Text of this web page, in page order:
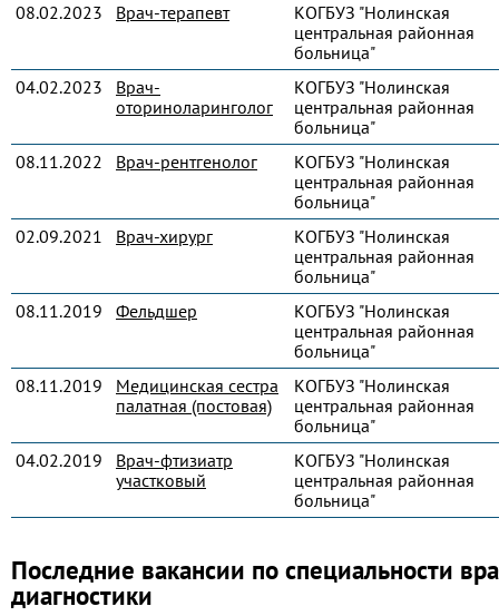
08.02.2023
Врач-терапевт
КОГБУЗ "Нолинская
центральная районная
больница"
04.02.2023
Врач-
оториноларинголог
КОГБУЗ "Нолинская
центральная районная
больница"
08.11.2022
Врач-рентгенолог
КОГБУЗ "Нолинская
центральная районная
больница"
02.09.2021
Врач-хирург
КОГБУЗ "Нолинская
центральная районная
больница"
08.11.2019
Фельдшер
КОГБУЗ "Нолинская
центральная районная
больница"
08.11.2019
Медицинская сестра
палатная (постовая)
КОГБУЗ "Нолинская
центральная районная
больница"
04.02.2019
Врач-фтизиатр
участковый
КОГБУЗ "Нолинская
центральная районная
больница"
Последние вакансии по специальности
диагностики